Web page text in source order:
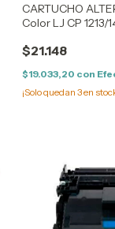
CARTUCHO
Color LJ CP 1213/
5050/8050 / 1411/
$21.148
$19.033,20 con
¡Solo quedan 3en